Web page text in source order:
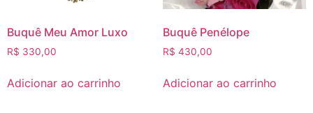
Buquê Meu Amor Luxo
R$ 330,00
Adicionar ao carrinho
Buquê Penélope
R$ 430,00
Adicionar ao carrinho